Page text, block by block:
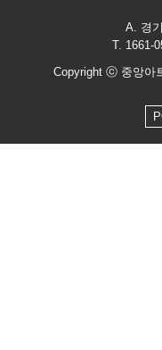
A. 경
T. 1661-
Copyright ⓒ 중앙아